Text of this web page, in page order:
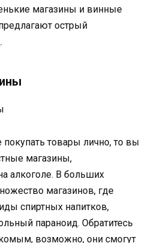
магазины и винные
острый
покупать товары лично, то вы
магазины,
алкоголе. В больших
магазинов, где
спиртных напитков,
параноид. Обратитесь
возможно, они смогут